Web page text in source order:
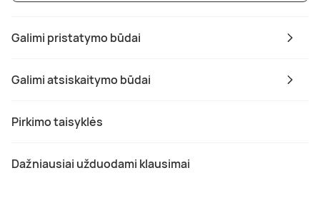
Galimi pristatymo būdai
Galimi atsiskaitymo būdai
Pirkimo taisyklės
Dažniausiai užduodami klausimai